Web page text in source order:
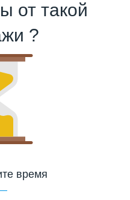
от такой
?
время